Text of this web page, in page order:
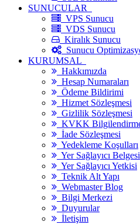
SUNUCULAR
VPS Sunucu
VDS Sunucu
Kiralık Sunucu
Sunucu
KURUMSAL
Hakkımızda
Hesap Numaraları
Ödeme Bildirimi
Hizmet Sözleşmesi
Gizlilik Sözleşmesi
KVKK
İade Sözleşmesi
Yedekleme Koşulları
Yer Sağlayıcı Belgesi
Yer Sağlayıcı Yetkisi
Teknik Alt Yapı
Webmaster Blog
Bilgi Merkezi
Duyurular
İletişim